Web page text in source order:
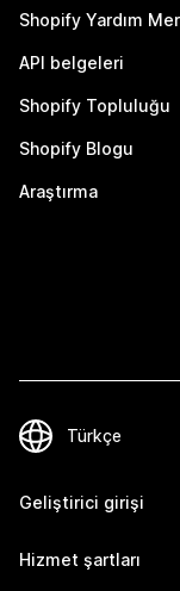
Shopify Yardım
API belgeleri
Shopify Topluluğu
Shopify Blogu
Araştırma
Geliştirici girişi
Hizmet şartları